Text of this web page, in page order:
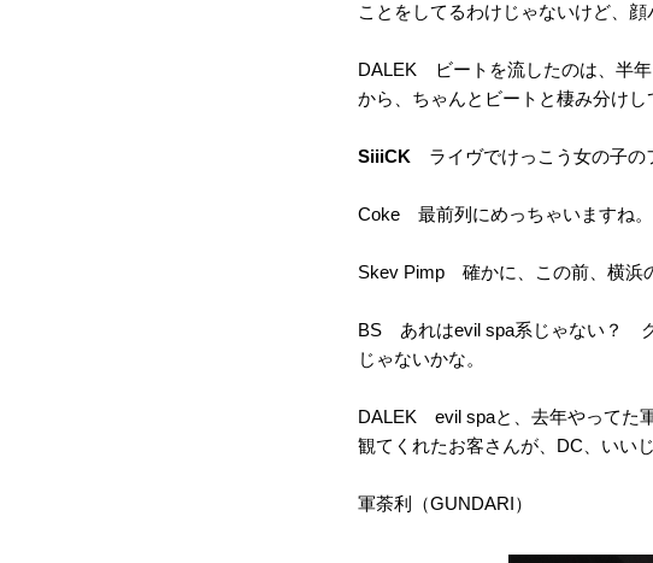
ことをしてるわけじゃないけど、
DALEK ビートを流したのは、半年
から、ちゃんとビートと棲み分けし
SiiiCK ライヴでけっこう女の子の
Coke 最前列にめっちゃいますね。
Skev Pimp 確かに、この前、横浜
BS あれはevil spa系じゃない？ ク
じゃないかな。
DALEK evil spaと、去年やってた
観てくれたお客さんが、DC、いい
軍荼利（GUNDARI）